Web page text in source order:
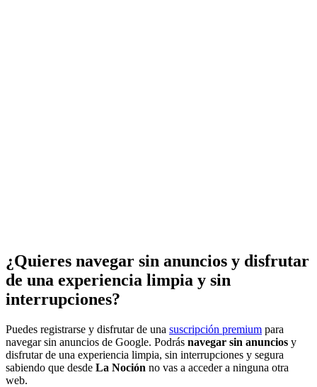
¿Quieres navegar sin anuncios y disfrutar
de una experiencia limpia y sin
interrupciones?
Puedes registrarse y disfrutar de una suscripción premium para
navegar sin anuncios de Google. Podrás navegar sin anuncios y
disfrutar de una experiencia limpia, sin interrupciones y segura
sabiendo que desde La Noción no vas a acceder a ninguna otra
web.